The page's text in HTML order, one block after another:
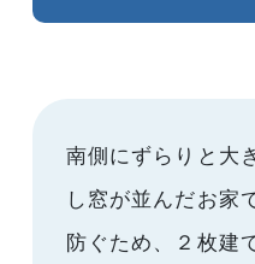
南側にずらりと大
し窓が並んだお家
防ぐため、２枚建